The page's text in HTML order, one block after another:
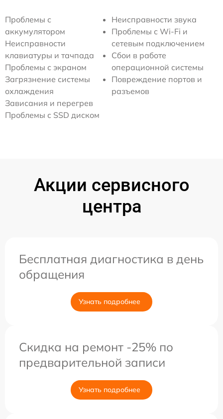
Проблемы с
аккумулятором
Неисправности
клавиатуры и тачпада
Проблемы с экраном
Загрязнение системы
охлаждения
Неисправности звука
Проблемы с Wi-Fi и
сетевым подключением
Сбои в работе
операционной системы
Повреждение портов и
разъемов
Зависания и перегрев
Проблемы с SSD диском
Акции сервисного
центра
Бесплатная диагностика в день
обращения
Узнать подробнее
Скидка на ремонт -25% по
предварительной записи
Узнать подробнее